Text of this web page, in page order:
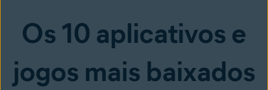
Os 10 aplicativos e
jogos mais baixados